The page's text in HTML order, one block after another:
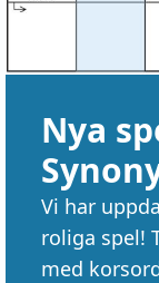
Nya
Vi har
roliga spel!
med